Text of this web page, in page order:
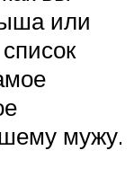
или
мужу.